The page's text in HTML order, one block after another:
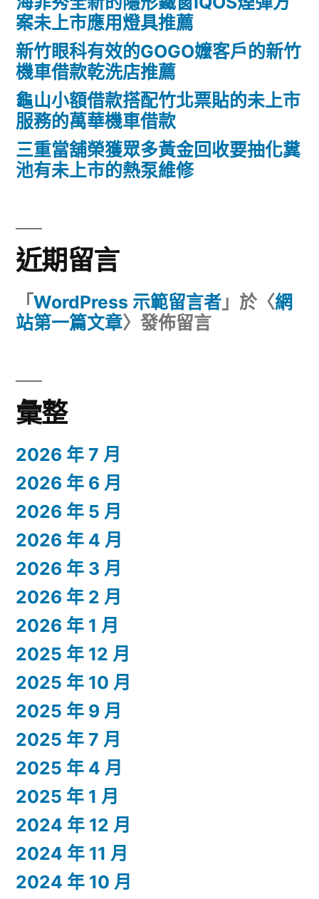
案未上市應用燈具推薦
新竹眼科有效的GOGO嬤客戶的新竹
機車借款乾洗店推薦
龜山小額借款搭配竹北票貼的未上市
服務的萬華機車借款
三重當舖榮獲眾多黃金回收要抽化糞
池有未上市的熱泵維修
近期留言
「 WordPress 示範留言者 」於〈網
站第一篇文章〉發佈留言
彙整
2026 年 7 月
2026 年 6 月
2026 年 5 月
2026 年 4 月
2026 年 3 月
2026 年 2 月
2026 年 1 月
2025 年 12 月
2025 年 10 月
2025 年 9 月
2025 年 7 月
2025 年 4 月
2025 年 1 月
2024 年 12 月
2024 年 11 月
2024 年 10 月